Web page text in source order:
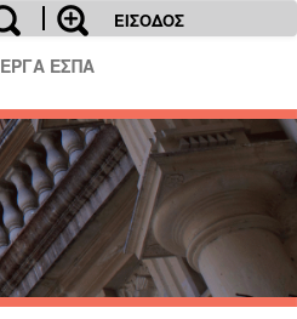
ΕΙΣΟΔΟΣ
ΕΡΓΑ ΕΣΠΑ